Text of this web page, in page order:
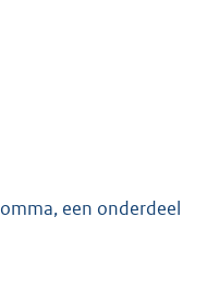
een onderdeel